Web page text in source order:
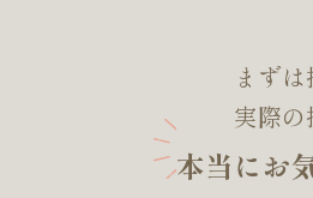
まず
実際の
本当にお